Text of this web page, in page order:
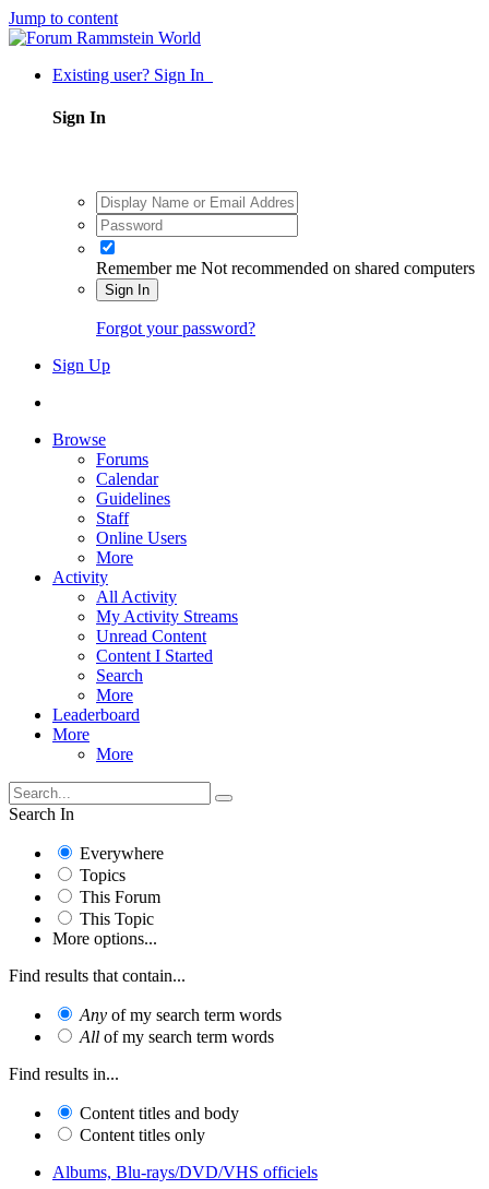
Jump to content
Existing user? Sign In
Sign In
Remember me Not recommended on shared computers
Sign In
Forgot your password?
Sign Up
Browse
Forums
Calendar
Guidelines
Staff
Online Users
More
Activity
All Activity
My Activity Streams
Unread Content
Content I Started
Search
More
Leaderboard
More
More
Search In
Everywhere
Topics
This Forum
This Topic
More options...
Find results that contain...
Any of my search term words
All of my search term words
Find results in...
Content titles and body
Content titles only
Albums, Blu-rays/DVD/VHS officiels